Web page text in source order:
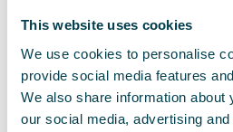
This website uses cookies
We use cookies to personalise
provide social media features
We also share information about
our social media, advertising
En kvarts miljard fimpar per